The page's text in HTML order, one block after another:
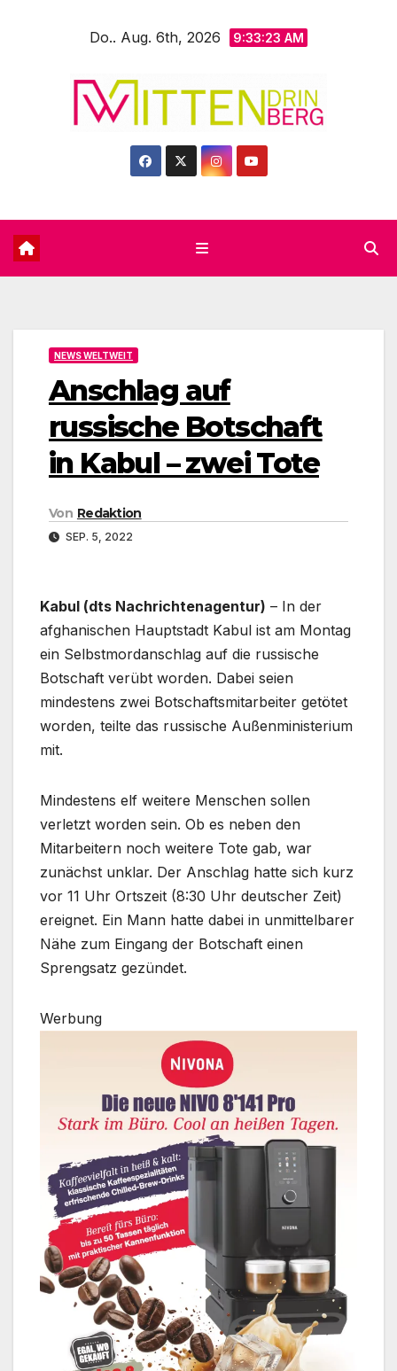
Do.. Aug. 6th, 2026 9:33:25 AM
NEWS WELTWEIT
Anschlag auf
russische Botschaft
in Kabul – zwei Tote
Von Redaktion
SEP. 5, 2022
Kabul (dts Nachrichtenagentur) – In der
afghanischen Hauptstadt Kabul ist am Montag
ein Selbstmordanschlag auf die russische
Botschaft verübt worden. Dabei seien
mindestens zwei Botschaftsmitarbeiter getötet
worden, teilte das russische Außenministerium
mit.
Mindestens elf weitere Menschen sollen
verletzt worden sein. Ob es neben den
Mitarbeitern noch weitere Tote gab, war
zunächst unklar. Der Anschlag hatte sich kurz
vor 11 Uhr Ortszeit (8:30 Uhr deutscher Zeit)
ereignet. Ein Mann hatte dabei in unmittelbarer
Nähe zum Eingang der Botschaft einen
Sprengsatz gezündet.
Werbung